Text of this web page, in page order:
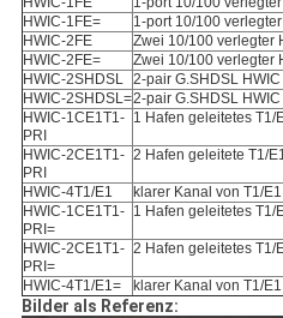
HWIC-1FE=
1-port 10/100
HWIC-2FE
Zwei 10/100 verlegter
HWIC-2FE=
Zwei 10/100 verlegter
HWIC-2SHDSL 2-pair G.SHDSL HWIC
HWIC-2SHDSL=2-pair G.SHDSL HWIC
HWIC-1CE1T1-
PRI
1 Hafen geleitetes T1/
HWIC-2CE1T1-
PRI
2 Hafen geleitete T1/
HWIC-4T1/E1
klarer Kanal von T1/
HWIC-1CE1T1-
PRI=
1 Hafen geleitetes T1/
HWIC-2CE1T1-
PRI=
2 Hafen geleitetes T1/
HWIC-4T1/E1= klarer Kanal von T1/
Bilder als Referenz: